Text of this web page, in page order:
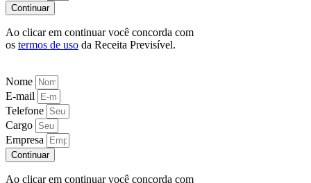
Continuar
Ao clicar em continuar você concorda com
os termos de uso da Receita Previsível.
Nome
E-mail
Telefone
Cargo
Empresa
Continuar
Ao clicar em continuar você concorda com